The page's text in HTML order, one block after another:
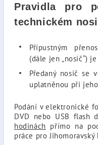
Pravidla pro
technickém
Přípustným
(dále jen „nosič“)
Předaný nosič se
uplatněnou při
Podání v elektronické
DVD nebo USB flash
hodinách přímo na
práce pro